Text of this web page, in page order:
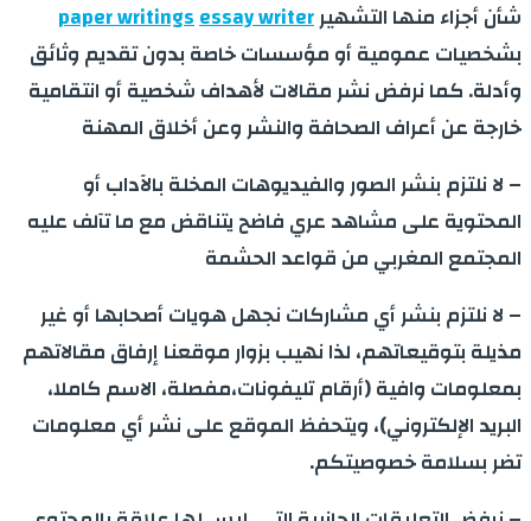
شأن أجزاء منها التشهير paper writingsessay writer
بشخصيات عمومية أو مؤسسات خاصة بدون تقديم وثائق
وأدلة. كما نرفض نشر مقالات لأهداف شخصية أو انتقامية
خارجة عن أعراف الصحافة والنشر وعن أخلاق المهنة
– لا نلتزم بنشر الصور والفيديوهات المخلة بالآداب أو
المحتوية على مشاهد عري فاضح يتناقض مع ما تآلف عليه
المجتمع المغربي من قواعد الحشمة
– لا نلتزم بنشر أي مشاركات نجهل هويات أصحابها أو غير
مذيلة بتوقيعاتهم، لذا نهيب بزوار موقعنا إرفاق مقالاتهم
بمعلومات وافية (أرقام تليفونات،مفصلة، الاسم كاملا،
البريد الإلكتروني)، ويتحفظ الموقع على نشر أي معلومات
تضر بسلامة خصوصيتكم.